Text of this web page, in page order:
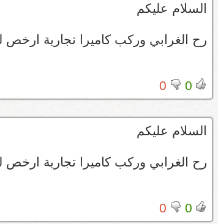
السلام عليكم
رح الغرابي وركب كاميرا تجارية ارخص
0
0
السلام عليكم
رح الغرابي وركب كاميرا تجارية ارخص
0
0